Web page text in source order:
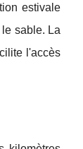
estivale
sable. La
l'accès